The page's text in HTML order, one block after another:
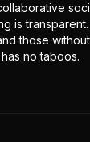
is
those
no taboos.